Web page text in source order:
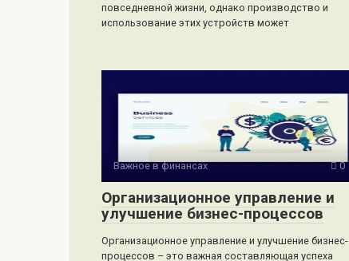
повседневной жизни, однако производство и
использование этих устройств может
Важное в финансах 0
Организационное управление и
улучшение бизнес-процессов
Организационное управление и улучшение бизнес-
процессов – это важная составляющая успеха